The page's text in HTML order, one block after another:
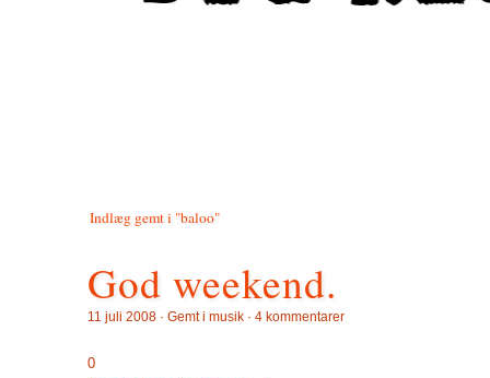
Indlæg gemt i "baloo"
God weekend.
11 juli 2008 · Gemt i musik · 4 kommentarer
0